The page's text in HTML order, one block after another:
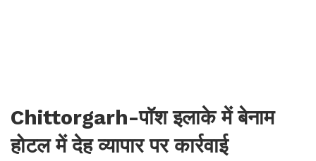
Chittorgarh-पॉश इलाके में बेनाम
होटल में देह व्यापार पर कार्रवाई